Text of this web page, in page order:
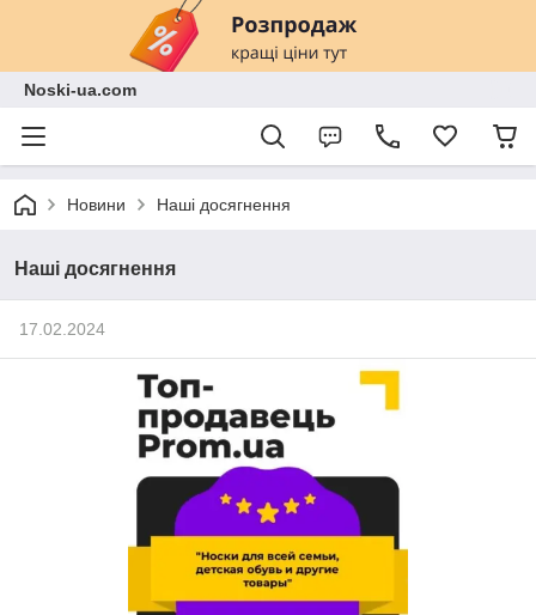
Noski-ua.com
Новини Наші досягнення
Наші досягнення
17.02.2024